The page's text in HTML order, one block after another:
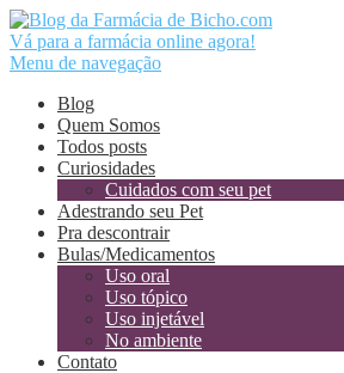
Vá para a farmácia online agora!
Menu de navegação
Blog
Quem Somos
Todos posts
Curiosidades
Cuidados com seu pet
Adestrando seu Pet
Pra descontrair
Bulas/Medicamentos
Uso oral
Uso tópico
Uso injetável
No ambiente
Contato